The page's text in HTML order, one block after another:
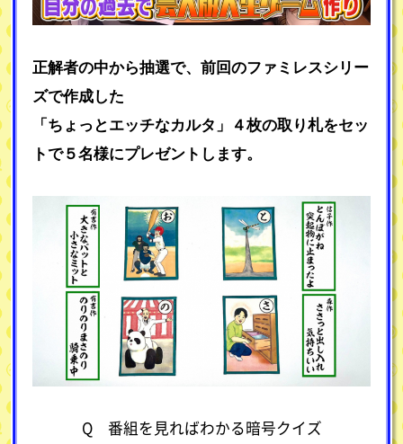
正解者の中から抽選で、前回のファミレスシリー
ズで作成した
「ちょっとエッチなカルタ」４枚の取り札をセッ
トで５名様にプレゼントします。
Q 番組を見ればわかる暗号クイズ